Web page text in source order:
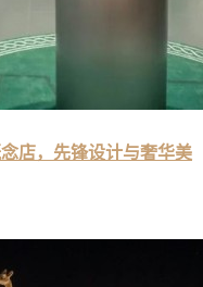
店，先锋设计与奢华美